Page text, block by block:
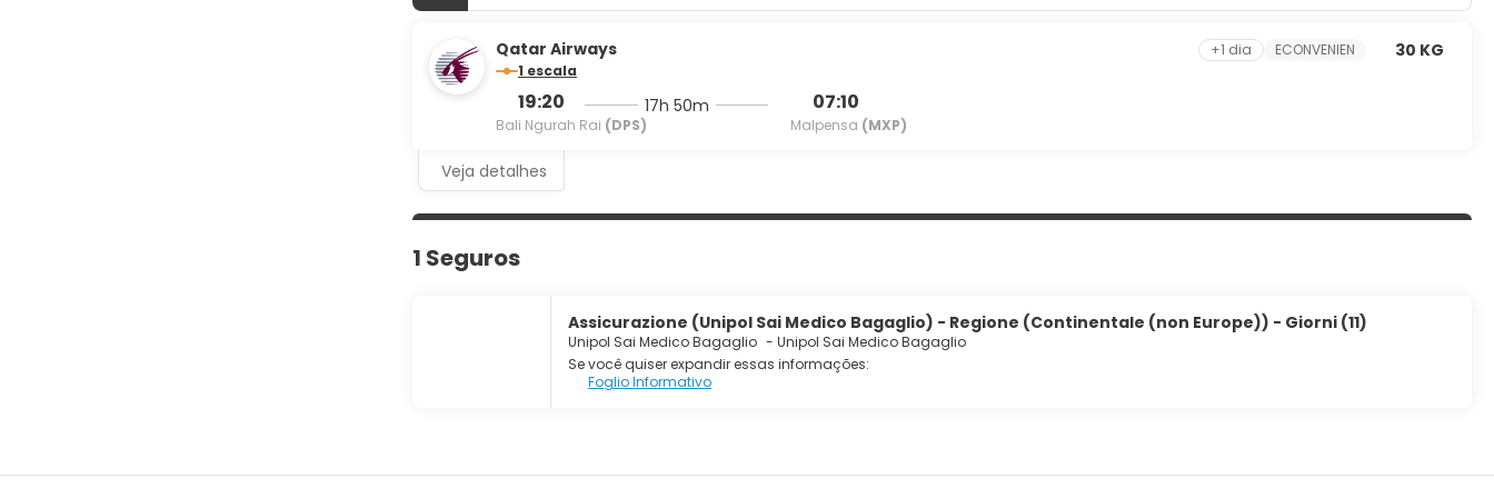
Qatar Airways
1 escala
19:20
Bali Ngurah Rai (DPS)
17h 50m 07:10
Malpensa (MXP)
+1 dia ECONVENIEN 30 KG
Veja detalhes
1 Seguros
Assicurazione (Unipol Sai Medico Bagaglio) - Regione (Continentale (non Europe)) - Giorni (11)
Unipol Sai Medico Bagaglio - Unipol Sai Medico Bagaglio
Se você quiser expandir essas informações:
Foglio Informativo